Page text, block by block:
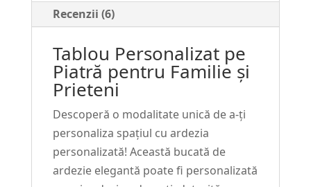
Recenzii (6)
Tablou Personalizat pe
Piatră pentru Familie și
Prieteni
Descoperă o modalitate unică de a-ți
personaliza spațiul cu ardezia
personalizată! Această bucată de
ardezie elegantă poate fi personalizată